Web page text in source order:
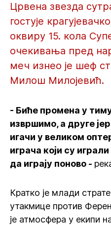
Црвена звезда
гостује
оквиру 15. кола
очекивања пред
меч изнео је шеф
Милош Милојевић.
- Биће промена у
извршимо, а друге
игачи у великом
играча који су
да играју поново -
Кратко је млади
утакмице против
је атмосфера у екипи